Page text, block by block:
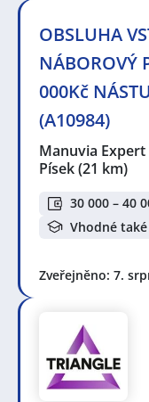
OBSLUHA
NÁBOROVÝ
000Kč
(A10984)
Manuvia
Písek(21 km)
30 000 – 40
Vhodné
Zveřejněno: 7.